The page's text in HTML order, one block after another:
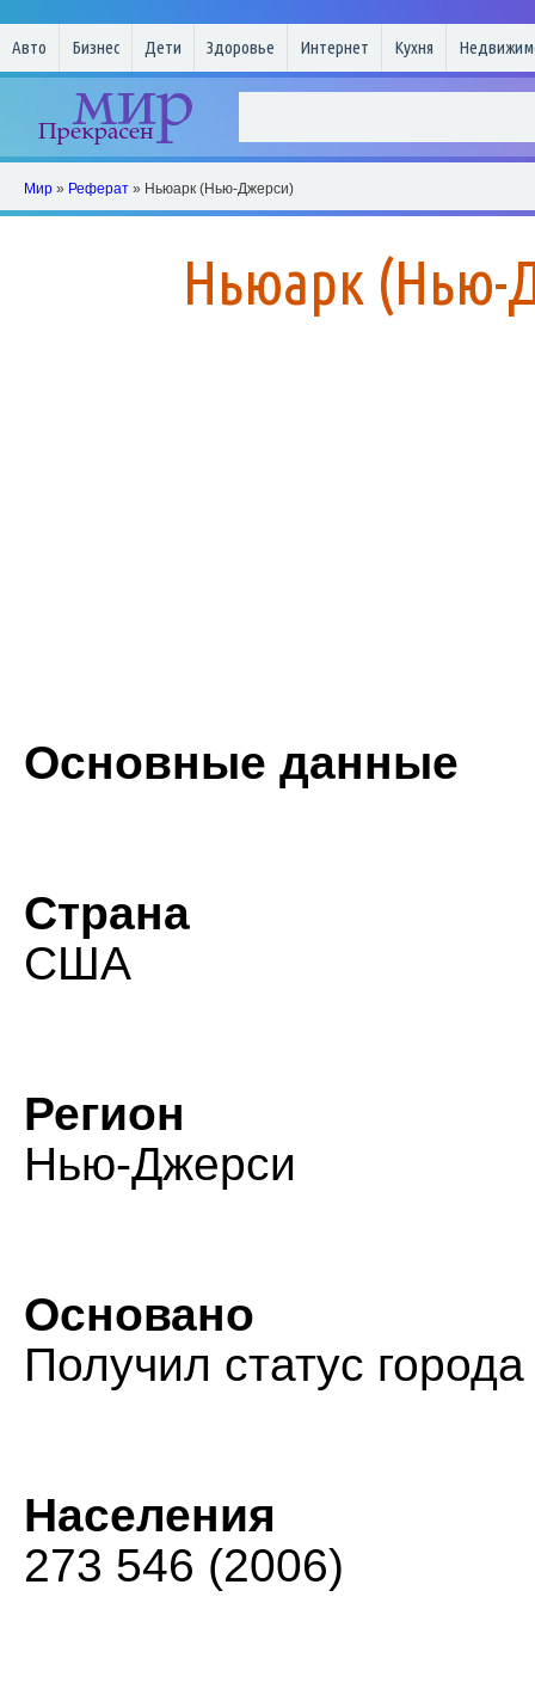
Авто Бизнес Дети Здоровье Интернет Кухня
Мир » Реферат » Ньюарк (Нью-Джерси)
Ньюарк (Нью-
Основные данные
Страна
США
Регион
Нью-Джерси
Основано
Получил статус
Населения
273 546 (2006)